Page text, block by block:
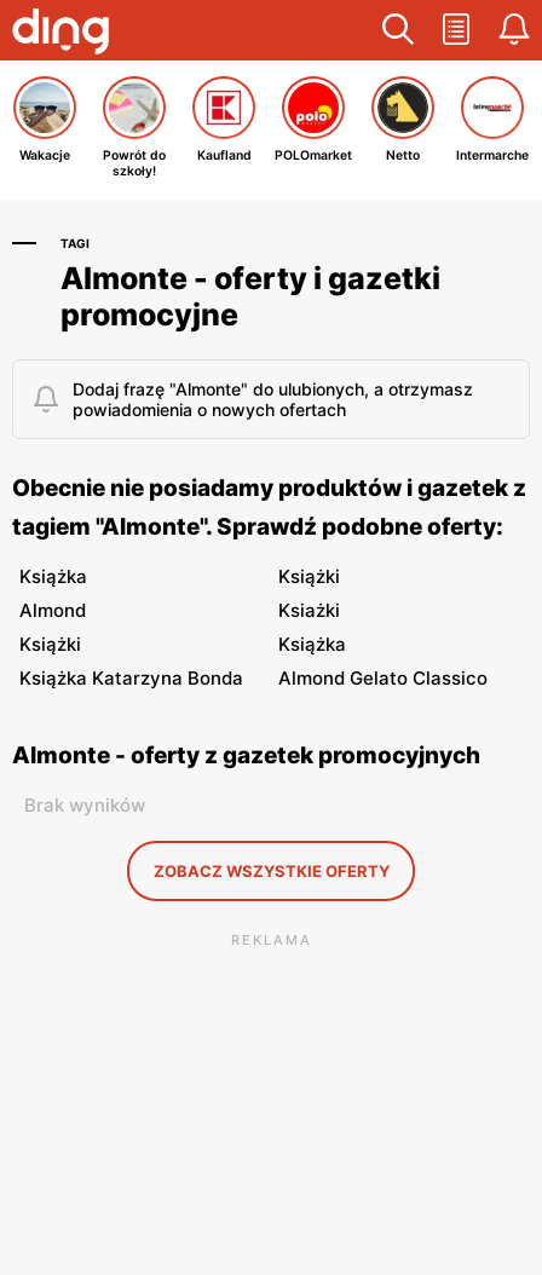
Wakacje
Powrót do
szkoły!
Kaufland POLOmarket Netto Intermarche
TAGI
Almonte - oferty i gazetki
promocyjne
Dodaj frazę "Almonte" do ulubionych, a otrzymasz
powiadomienia o nowych ofertach
Obecnie nie posiadamy produktów i gazetek z
tagiem "Almonte". Sprawdź podobne oferty:
Książka
Książki
Almond
Ksiażki
Książki
Książka
Książka Katarzyna Bonda
Almond Gelato Classico
Almonte - oferty z gazetek promocyjnych
Brak wyników
ZOBACZ WSZYSTKIE OFERTY
REKLAMA